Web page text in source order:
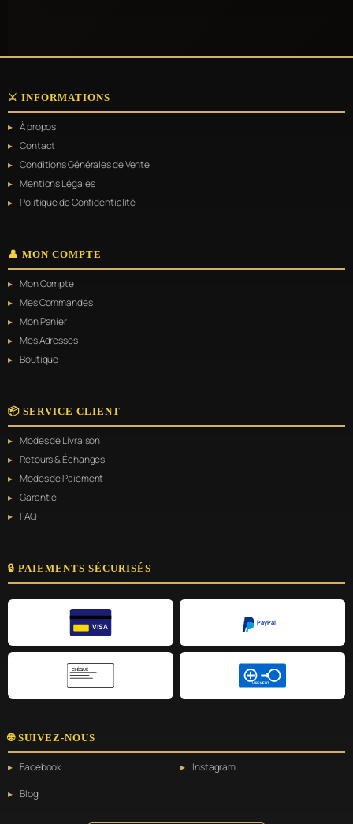
⚔️ INFORMATIONS
À propos
Contact
Conditions Générales de Vente
Mentions Légales
Politique de Confidentialité
👤 MON COMPTE
Mon Compte
Mes Commandes
Mon Panier
Mes Adresses
Boutique
📦 SERVICE CLIENT
Modes de Livraison
Retours & Échanges
Modes de Paiement
Garantie
FAQ
🔒 PAIEMENTS SÉCURISÉS
VISA
PayPal
CHÈQUE
VIREMENT
🌐 SUIVEZ-NOUS
Facebook
Instagram
Blog